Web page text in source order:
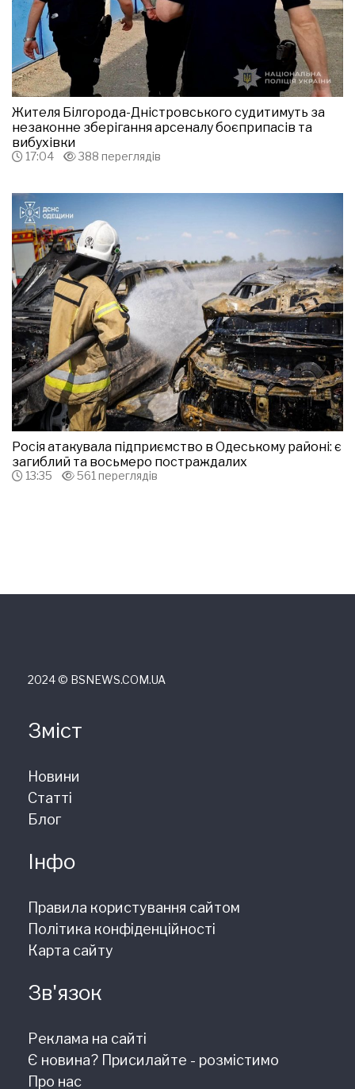
Жителя Білгорода-Дністровського судитимуть за
незаконне зберігання арсеналу боєприпасів та
вибухівки
17:04 388 переглядів
Росія атакувала підприємство в Одеському районі: є
загиблий та восьмеро постраждалих
13:35 561 переглядів
2024 © ВSNEWS.COM.UA
Зміст
Новини
Статті
Блог
Інфо
Правила користування сайтом
Політика конфіденційності
Карта сайту
Зв'язок
Реклама на сайті
Є новина? Присилайте - розмістимо
Про нас